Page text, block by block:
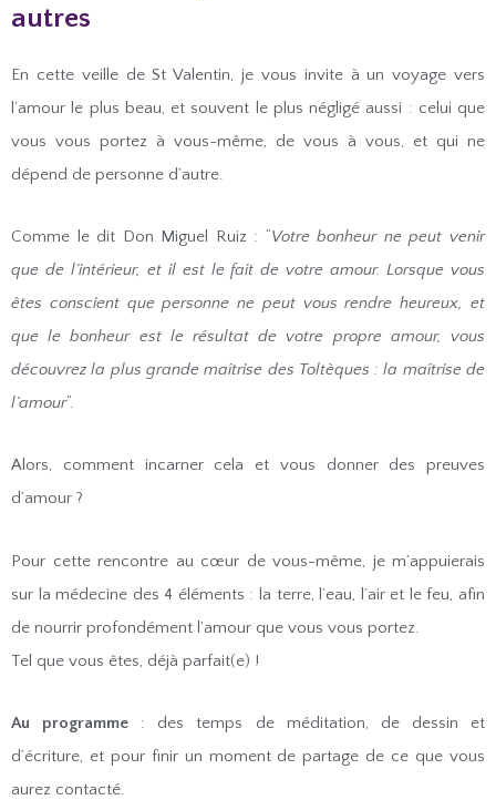
autres
En cette veille de St Valentin, je vous invite à un voyage vers
l’amour le plus beau, et souvent le plus négligé aussi : celui que
vous vous portez à vous-même, de vous à vous, et qui ne
dépend de personne d’autre.
Comme le dit Don Miguel Ruiz : “Votre bonheur ne peut venir
que de l’intérieur, et il est le fait de votre amour. Lorsque vous
êtes conscient que personne ne peut vous rendre heureux, et
que le bonheur est le résultat de votre propre amour, vous
découvrez la plus grande maîtrise des Toltèques : la maîtrise de
l’amour“.
Alors, comment incarner cela et vous donner des preuves
d’amour ?
Pour cette rencontre au cœur de vous-même, je m’appuierais
sur la médecine des 4 éléments : la terre, l’eau, l’air et le feu, afin
de nourrir profondément l’amour que vous vous portez.
Tel que vous êtes, déjà parfait(e) !
Au programme : des temps de méditation, de dessin et
d’écriture, et pour finir un moment de partage de ce que vous
aurez contacté.